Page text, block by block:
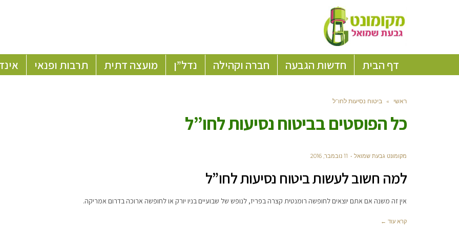
דף הבית חדשות הגבעה חברה וקהילה נדל”ן מועצה דתית תרבות ופנאי
ראשי » ביטוח נסיעות לחו”ל
כל הפוסטים בביטוח נסיעות לחו”ל
מקומונט גבעת שמואל 11 נובמבר, 2016
למה חשוב לעשות ביטוח נסיעות לחו”ל
אין זה משנה אם אתם יוצאים לחופשה רומנטית קצרה בפריז, לנופש של שבועיים בניו יורק או לחופשה ארוכה בדרום אמריקה.
קרא עוד ←